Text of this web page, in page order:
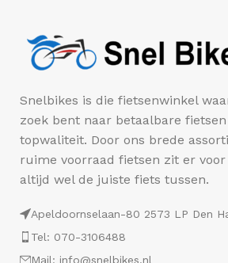
Snelbikes is die fietsenwinkel
zoek bent naar betaalbare fietsen
topwaliteit. Door ons brede
ruime voorraad fietsen zit er voor
altijd wel de juiste fiets tussen.
Apeldoornselaan-80 2573 LP Den
Tel: 070-3106488
Mail: info@snelbikes.nl